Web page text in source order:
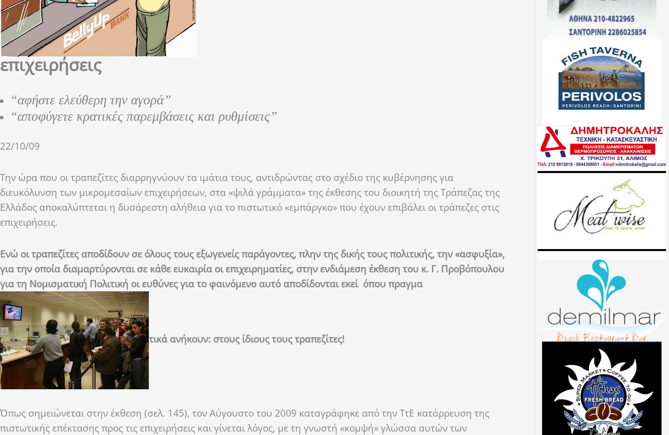
επιχειρήσεις
“αφήστε ελεύθερη την αγορά”
“αποφύγετε κρατικές παρεμβάσεις και ρυθμίσεις”
22/10/09
Την ώρα που οι τραπεζίτες διαρρηγνύουν τα ιμάτια τους, αντιδρώντας στο σχέδιο της κυβέρνησης για
διευκόλυνση των μικρομεσαίων επιχειρήσεων, στα «ψιλά γράμματα» της έκθεσης του διοικητή της Τράπεζας της
Ελλάδος αποκαλύπτεται η δυσάρεστη αλήθεια για το πιστωτικό «εμπάργκο» που έχουν επιβάλει οι τράπεζες στις
επιχειρήσεις.
Ενώ οι τραπεζίτες αποδίδουν σε όλους τους εξωγενείς παράγοντες, πλην της δικής τους πολιτικής, την «ασφυξία»,
για την οποία διαμαρτύρονται σε κάθε ευκαιρία οι επιχειρηματίες, στην ενδιάμεση έκθεση του κ. Γ. Προβόπουλου
για τη Νομισματική Πολιτική οι ευθύνες για το φαινόμενο αυτό αποδίδονται εκεί όπου πραγμα
τικά ανήκουν: στους ίδιους τους τραπεζίτες!
Όπως σημειώνεται στην έκθεση (σελ. 145), τον Αύγουστο του 2009 καταγράφηκε από την ΤτΕ κατάρρευση της
πιστωτικής επέκτασης προς τις επιχειρήσεις και γίνεται λόγος, με τη γνωστή «κομψή» γλώσσα αυτών των